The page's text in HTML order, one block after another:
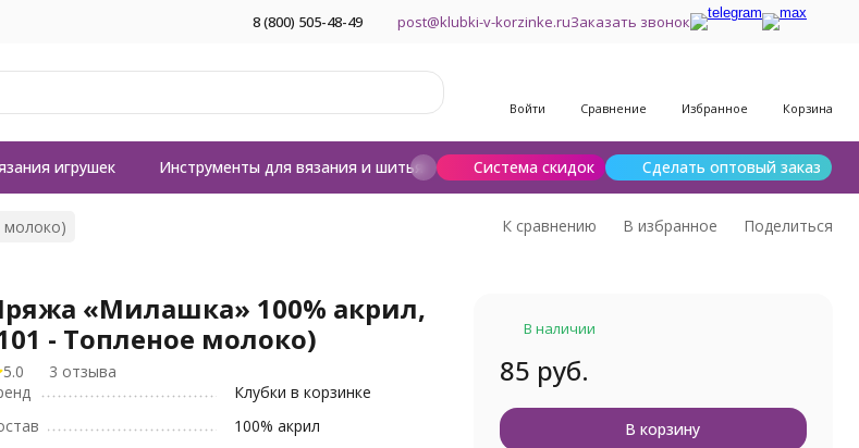
8 (800) 505-48-49 post@klubki-v-korzinke.ruЗаказать звонок
Войти Сравнение Избранное Корзина
Система скидок Сделать оптовый заказ
игрушек Инструменты для вязания и шитья Шерсть для валяния
молоко) К сравнению В избранное Поделиться
«Милашка» 100% акрил,
- Топленое молоко)
5.0
3 отзыва
Клубки в корзинке
100% акрил
В наличии
85 руб.
В корзину